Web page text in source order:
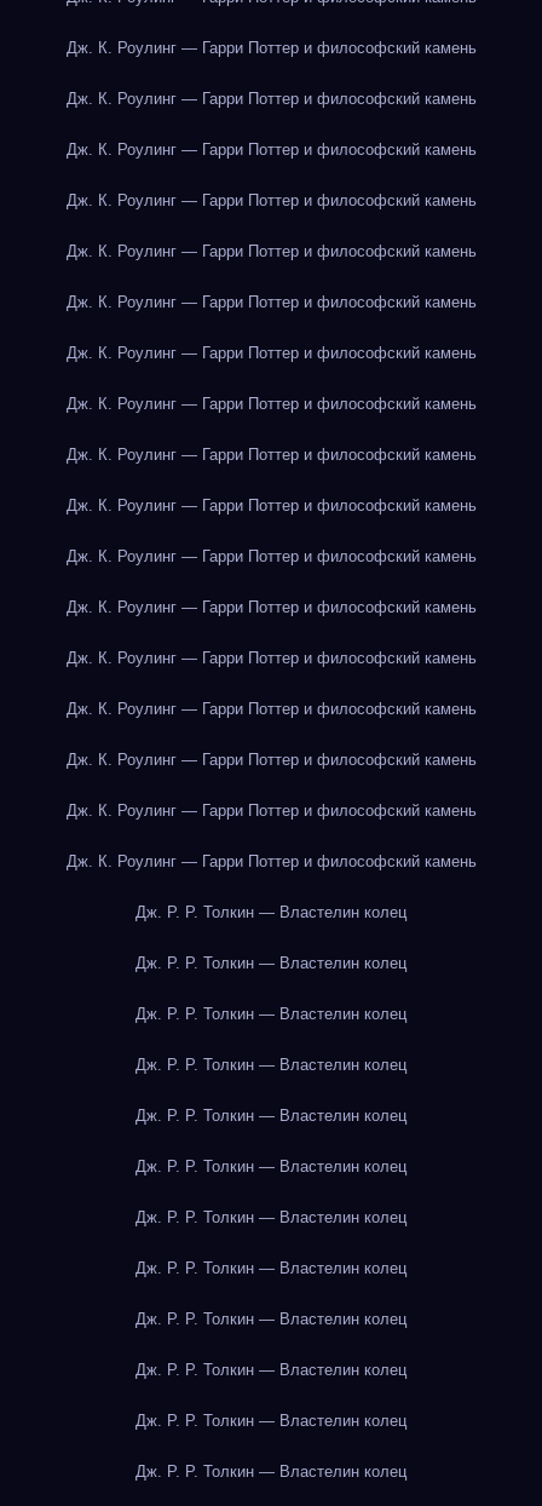
Дж. К. Роулинг — Гарри Поттер и философский камень
Дж. К. Роулинг — Гарри Поттер и философский камень
Дж. К. Роулинг — Гарри Поттер и философский камень
Дж. К. Роулинг — Гарри Поттер и философский камень
Дж. К. Роулинг — Гарри Поттер и философский камень
Дж. К. Роулинг — Гарри Поттер и философский камень
Дж. К. Роулинг — Гарри Поттер и философский камень
Дж. К. Роулинг — Гарри Поттер и философский камень
Дж. К. Роулинг — Гарри Поттер и философский камень
Дж. К. Роулинг — Гарри Поттер и философский камень
Дж. К. Роулинг — Гарри Поттер и философский камень
Дж. К. Роулинг — Гарри Поттер и философский камень
Дж. К. Роулинг — Гарри Поттер и философский камень
Дж. К. Роулинг — Гарри Поттер и философский камень
Дж. К. Роулинг — Гарри Поттер и философский камень
Дж. К. Роулинг — Гарри Поттер и философский камень
Дж. К. Роулинг — Гарри Поттер и философский камень
Дж. Р. Р. Толкин — Властелин колец
Дж. Р. Р. Толкин — Властелин колец
Дж. Р. Р. Толкин — Властелин колец
Дж. Р. Р. Толкин — Властелин колец
Дж. Р. Р. Толкин — Властелин колец
Дж. Р. Р. Толкин — Властелин колец
Дж. Р. Р. Толкин — Властелин колец
Дж. Р. Р. Толкин — Властелин колец
Дж. Р. Р. Толкин — Властелин колец
Дж. Р. Р. Толкин — Властелин колец
Дж. Р. Р. Толкин — Властелин колец
Дж. Р. Р. Толкин — Властелин колец